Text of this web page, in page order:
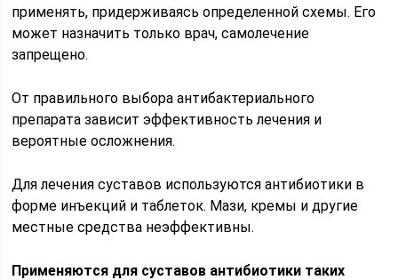
применять, придерживаясь определенной схемы. Его
может назначить только врач, самолечение
запрещено.
От правильного выбора антибактериального
препарата зависит эффективность лечения и
вероятные осложнения.
Для лечения суставов используются антибиотики в
форме инъекций и таблеток. Мази, кремы и другие
местные средства неэффективны.
Применяются для суставов антибиотики таких